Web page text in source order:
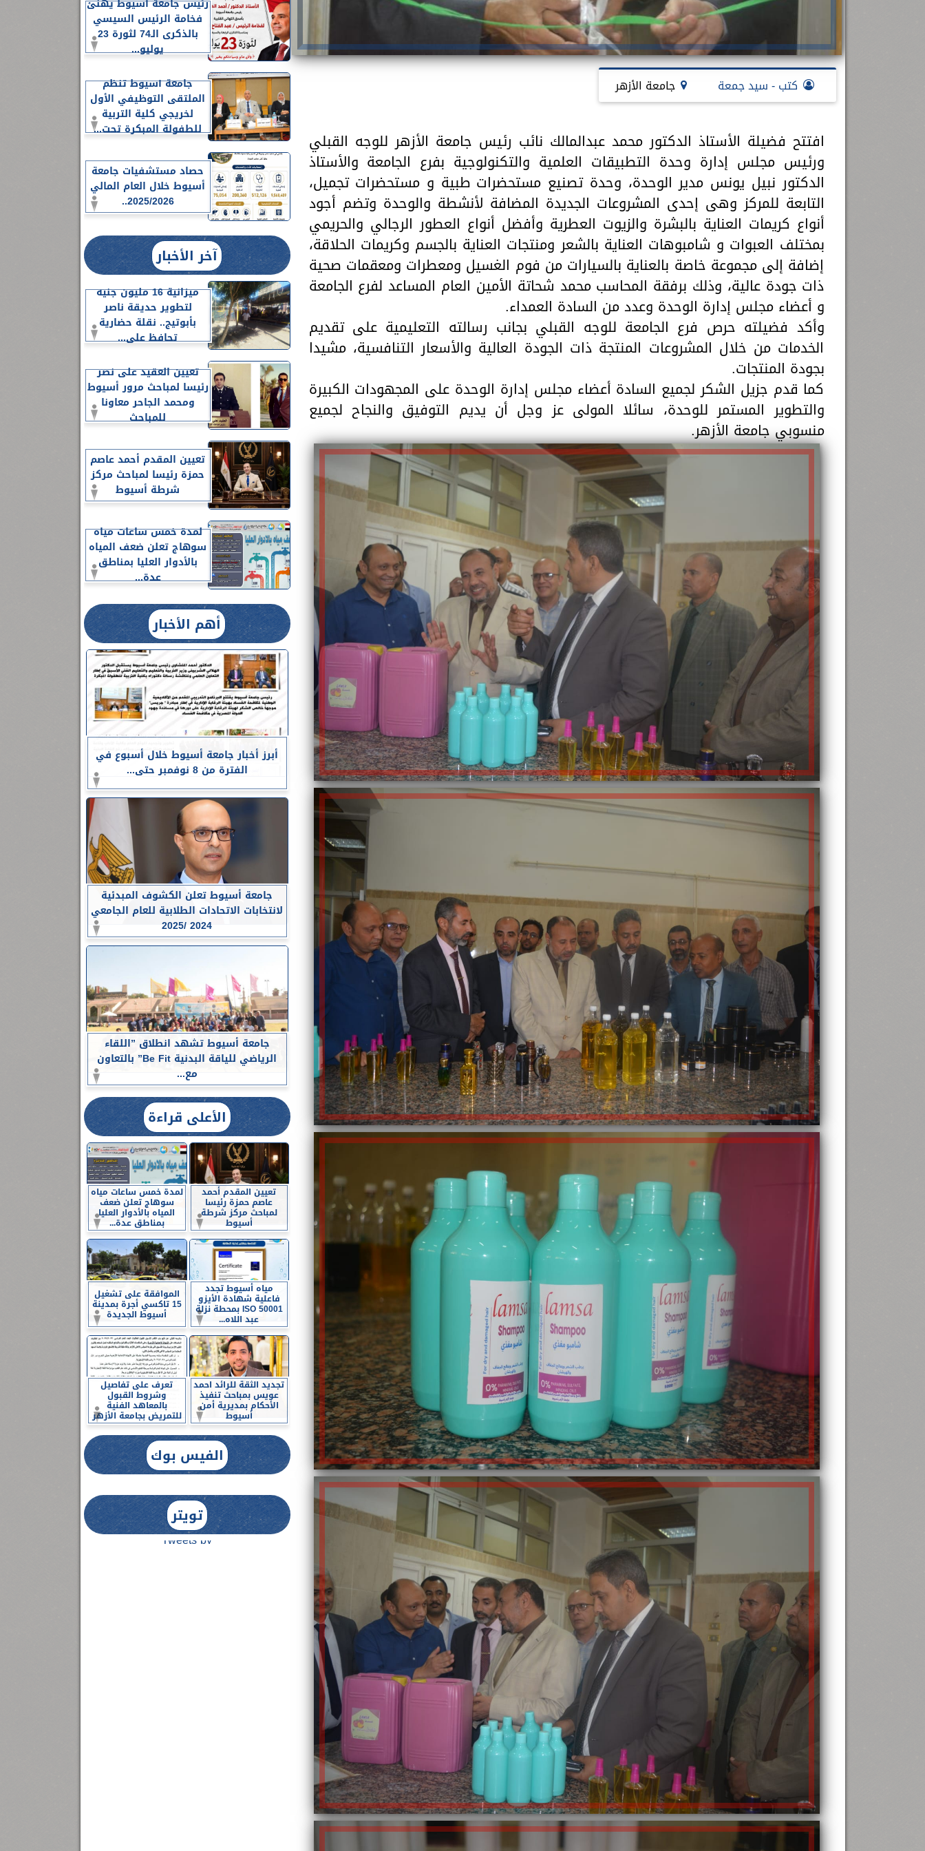
كتب - سيد جمعة جامعة الأزهر
افتتح فضيلة الأستاذ الدكتور محمد عبدالمالك نائب رئيس جامعة الأزهر للوجه القبلي
ورئيس مجلس إدارة وحدة التطبيقات العلمية والتكنولوجية بفرع الجامعة والأستاذ
الدكتور نبيل يونس مدير الوحدة، وحدة تصنيع مستحضرات طبية و مستحضرات تجميل،
التابعة للمركز وهى إحدى المشروعات الجديدة المضافة لأنشطة والوحدة وتضم أجود
أنواع كريمات العناية بالبشرة والزيوت العطرية وأفضل أنواع العطور الرجالي والحريمي
بمختلف العبوات و شامبوهات العناية بالشعر ومنتجات العناية بالجسم وكريمات الحلاقة،
إضافة إلى مجموعة خاصة بالعناية بالسيارات من فوم الغسيل ومعطرات ومعقمات صحية
ذات جودة عالية، وذلك برفقة المحاسب محمد شحاتة الأمين العام المساعد لفرع الجامعة
و أعضاء مجلس إدارة الوحدة وعدد من السادة العمداء.
وأكد فضيلته حرص فرع الجامعة للوجه القبلي بجانب رسالته التعليمية على تقديم
الخدمات من خلال المشروعات المنتجة ذات الجودة العالية والأسعار التنافسية، مشيدا
بجودة المنتجات.
كما قدم جزيل الشكر لجميع السادة أعضاء مجلس إدارة الوحدة على المجهودات الكبيرة
والتطوير المستمر للوحدة، سائلا المولى عز وجل أن يديم التوفيق والنجاح لجميع
منسوبي جامعة الأزهر.
رئيس جامعة أسيوط يهنئ
فخامة الرئيس السيسي
بالذكرى الـ74 لثورة 23
يوليو...
جامعة أسيوط تنظم
الملتقى التوظيفي الأول
لخريجي كلية التربية
للطفولة المبكرة تحت...
حصاد مستشفيات جامعة
أسيوط خلال العام المالي
2025/2026..
آخر الأخبار
ميزانية 16 مليون جنيه
لتطوير حديقة ناصر
بأبوتيج.. نقلة حضارية
تحافظ على...
تعيين العقيد على نصر
رئيسا لمباحث مرور أسيوط
ومحمد الجاحر معاونا
للمباحث
تعيين المقدم أحمد عاصم
حمزة رئيسا لمباحث مركز
شرطة أسيوط
لمدة خمس ساعات مياه
سوهاج تعلن ضعف المياه
بالأدوار العليا بمناطق
عدة...
أهم الأخبار
أبرز أخبار جامعة أسيوط خلال أسبوع في
الفترة من 8 نوفمبر حتى...
جامعة أسيوط تعلن الكشوف المبدئية
لانتخابات الاتحادات الطلابية للعام الجامعي
2024 /2025
جامعة أسيوط تشهد انطلاق ”اللقاء
الرياضي للياقة البدنية Be Fit” بالتعاون
مع...
الأعلى قراءة
تعيين المقدم أحمد
عاصم حمزة رئيسا
لمباحث مركز شرطة
أسيوط
لمدة خمس ساعات مياه
سوهاج تعلن ضعف
المياه بالأدوار العليا
بمناطق عدة...
مياه أسيوط تجدد
فاعلية شهادة الأيزو
ISO 50001 بمحطة نزلة
عبد اللاه...
الموافقة على تشغيل
15 تاكسي أجرة بمدينة
أسيوط الجديدة
تجديد الثقة للرائد احمد
عويس بمباحث تنفيذ
الأحكام بمديرية أمن
أسيوط
تعرف على تفاصيل
وشروط القبول
بالمعاهد الفنية
للتمريض بجامعة الأزهر
الفيس بوك
تويتر
Tweets by